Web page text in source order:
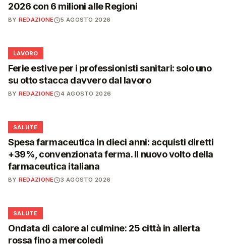
2026 con 6 milioni alle Regioni
BY REDAZIONE 5 AGOSTO 2026
💼
LAVORO
Ferie estive per i professionisti sanitari: solo uno
su otto stacca davvero dal lavoro
BY REDAZIONE 4 AGOSTO 2026
❤️
SALUTE
Spesa farmaceutica in dieci anni: acquisti diretti
+39%, convenzionata ferma. Il nuovo volto della
farmaceutica italiana
BY REDAZIONE 3 AGOSTO 2026
❤️
SALUTE
Ondata di calore al culmine: 25 città in allerta
rossa fino a mercoledì